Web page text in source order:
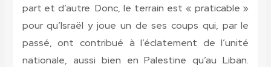
part et d’autre. Donc, le terrain est « praticable »
pour qu’Israël y joue un de ses coups qui, par le
passé, ont contribué à l’éclatement de l’unité
nationale, aussi bien en Palestine qu’au Liban.